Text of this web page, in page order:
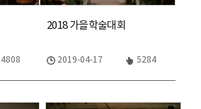
4808
2018 가을학술대회
2019-04-17 5284